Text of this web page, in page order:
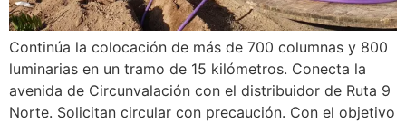
Continúa la colocación de más de 700 columnas y 800
luminarias en un tramo de 15 kilómetros. Conecta la
avenida de Circunvalación con el distribuidor de Ruta 9
Norte. Solicitan circular con precaución. Con el objetivo